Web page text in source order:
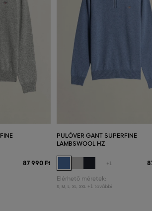
87 990 Ft
PULÓVER GANT SUPERFINE
LAMBSWOOL HZ
+1
Elérhető méretek:
S M L XL XXL +1 további